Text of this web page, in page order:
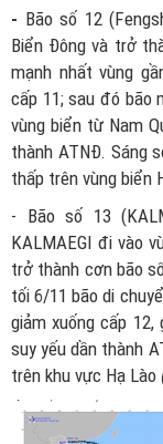
- Bão số 12
Biển Đông và trở
mạnh nhất vùng
cấp 11; sau đó bão
vùng biển từ Nam
thành ATNĐ. Sáng
thấp trên vùng biển
- Bão số 13
KALMAEGI đi vào
trở thành cơn bão
tối 6/11 bão di
giảm xuống cấp
suy yếu dần thành
trên khu vực Hạ Lào